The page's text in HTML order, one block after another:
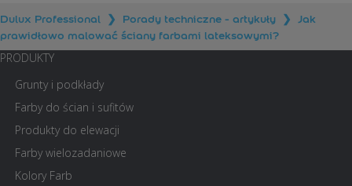
Dulux Professional ❯ Porady techniczne - artykuły ❯ Jak
prawidłowo malować ściany farbami lateksowymi?
PRODUKTY
Grunty i podkłady
Farby do ścian i sufitów
Produkty do elewacji
Farby wielozadaniowe
Kolory Farb